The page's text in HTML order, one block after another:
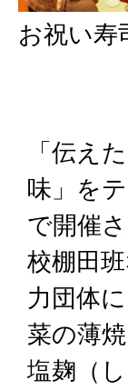
お祝い寿
「伝え
味」を
で開催
校棚田
力団体
菜の薄
塩麹（